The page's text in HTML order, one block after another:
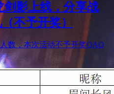
剑影上线，分享战
不予开奖）
数，本次活动不予开奖QAQ